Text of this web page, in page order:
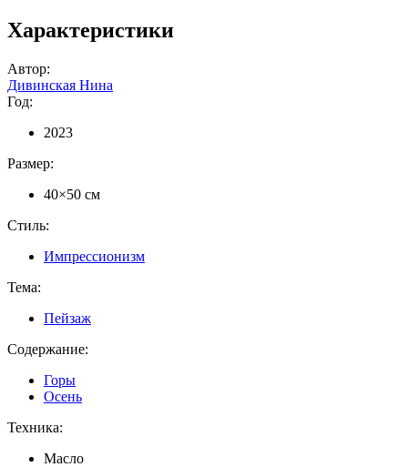
Характеристики
Автор:
Дивинская Нина
Год:
2023
Размер:
40×50 см
Стиль:
Импрессионизм
Тема:
Пейзаж
Содержание:
Горы
Осень
Техника:
Масло